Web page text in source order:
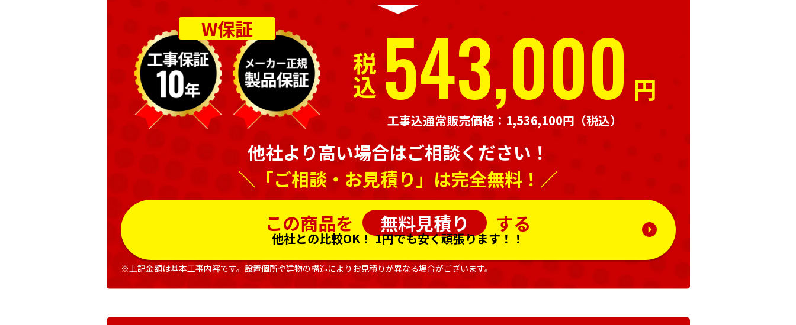
W保証
税込 543,000 円
工事込通常販売価格：1,536,100円 （税込）
他社より高い場合はご相談ください！
＼「ご相談・お見積り」は完全無料！／
この商品を
無料見積り する
他社との比較OK！1円でも安く頑張ります！！
※上記金額は基本工事内容です。設置個所や建物の構造によりお見積りが異なる場合がございます。